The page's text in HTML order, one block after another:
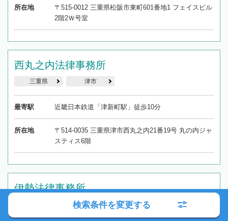
所在地
〒515-0012 三重県松阪市東町601番地1 フェイスビル
2階2Ｗ号室
西丸之内法律事務所
三重県 津市
最寄駅 近畿日本鉄道「津新町駅」徒歩10分
所在地
〒514-0035 三重県津市西丸之内21番19号 丸の内ジャ
スティス6階
伊勢法律事務所
伊勢市
検索条件を変更する